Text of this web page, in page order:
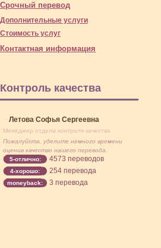
Срочный перевод
Дополнительные услуги
Стоимость услуг
Контактная информация
Контроль качества
Летова Софья Сергеевна
Менеджер отдела контроля качества
Пожалуйста, уделите немного времени
оценив качество нашего перевода.
5-отлично:
4573 переводов
4-хорошо: 254 перевода
moneyback: 3 перевода